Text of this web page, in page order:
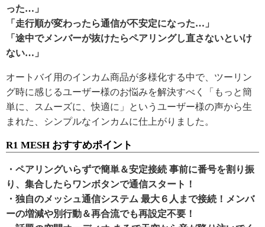
った…」
「走行順が変わったら通信が不安定になった…」
「途中でメンバーが抜けたらペアリングし直さないといけ
ない…」
オートバイ用のインカム商品が多様化する中で、ツーリン
グ時に感じるユーザー様のお悩みを解決すべく「もっと簡
単に、スムーズに、快適に」というユーザー様の声から生
まれた、シンプルなインカムに仕上がりました。
R1 MESH おすすめポイント
・ペアリングいらずで簡単＆安定接続 事前に番号を割り振
り、集合したらワンボタンで通信スタート！
・独自のメッシュ通信システム 最大６人まで接続！メンバ
ーの増減や別行動＆再合流でも再設定不要！